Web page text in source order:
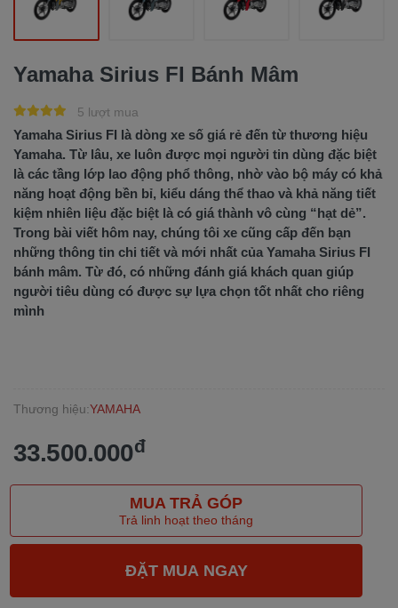
Yamaha Sirius FI Bánh Mâm
5 lượt mua
Yamaha Sirius FI là dòng xe số giá rẻ đến từ thương hiệu
Yamaha. Từ lâu, xe luôn được mọi người tin dùng đặc biệt
là các tầng lớp lao động phổ thông, nhờ vào bộ máy có khả
năng hoạt động bền bỉ, kiểu dáng thể thao và khả năng tiết
kiệm nhiên liệu đặc biệt là có giá thành vô cùng “hạt dẻ”.
Trong bài viết hôm nay, chúng tôi xe cũng cấp đến bạn
những thông tin chi tiết và mới nhất của Yamaha Sirius FI
bánh mâm. Từ đó, có những đánh giá khách quan giúp
người tiêu dùng có được sự lựa chọn tốt nhất cho riêng
mình
Thương hiệu:YAMAHA
33.500.000đ
MUA TRẢ GÓP
Trả linh hoạt theo tháng